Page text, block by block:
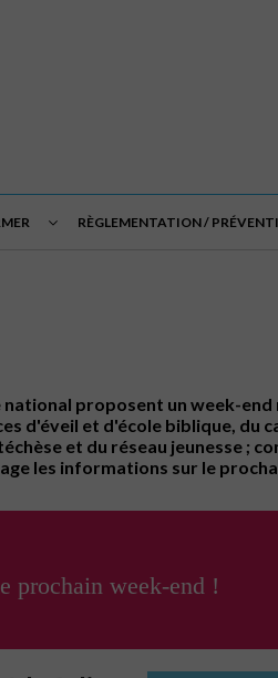
RÈGLEMENTATION /
national proposent un week-
d'éveil et d'école biblique, du
et du réseau jeunesse ;
les informations sur le
prochain week-end !